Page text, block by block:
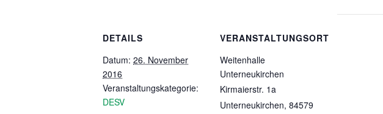
DETAILS
Datum: 26. November
2016
Veranstaltungskategorie:
DESV
VERANSTALTUNGSORT
Weitenhalle
Unterneukirchen
Kirmaierstr. 1a
Unterneukirchen, 84579